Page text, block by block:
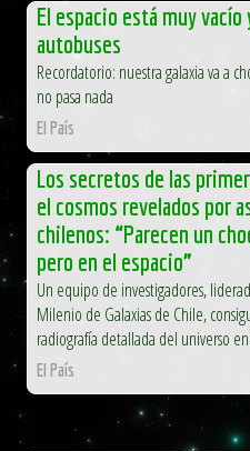
El espacio está muy
autobuses
Recordatorio: nuestra galaxia va a
no pasa nada
El País
Los secretos de las
el cosmos revelados por
chilenos: “Parecen un
pero en el espacio”
Un equipo de investigadores,
Milenio de Galaxias de Chile,
radiografía detallada del universo
El País